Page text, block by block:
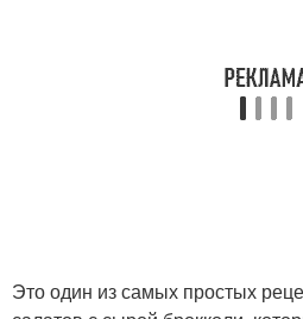
Это один из самых простых